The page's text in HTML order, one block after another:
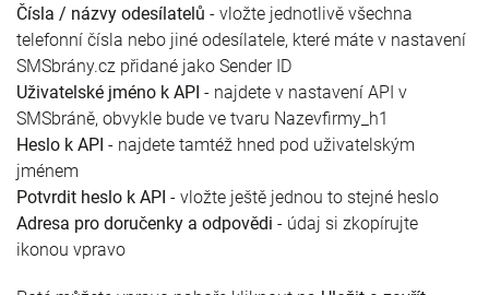
Čísla / názvy odesílatelů - vložte jednotlivě všechna
telefonní čísla nebo jiné odesílatele, které máte v nastavení
SMSbrány.cz přidané jako Sender ID
Uživatelské jméno k API - najdete v nastavení API v
SMSbráně, obvykle bude ve tvaru Nazevfirmy_h1
Heslo k API - najdete tamtéž hned pod uživatelským
jménem
Potvrdit heslo k API - vložte ještě jednou to stejné heslo
Adresa pro doručenky a odpovědi - údaj si zkopírujte
ikonou vpravo